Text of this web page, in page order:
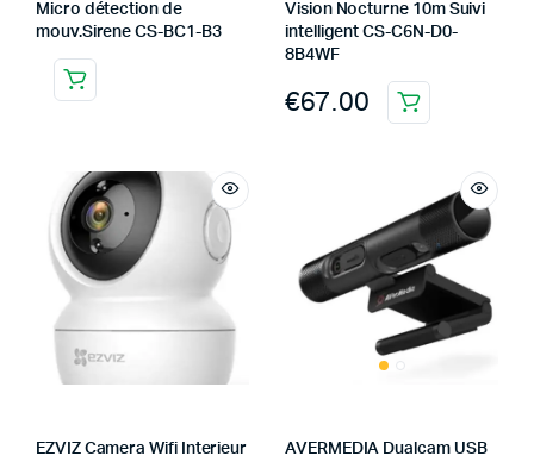
Micro détection de
mouv.Sirene CS-BC1-B3
Vision Nocturne 10m Suivi
intelligent CS-C6N-D0-
8B4WF
€67.00
EZVIZ Camera Wifi Interieur
AVERMEDIA Dualcam USB